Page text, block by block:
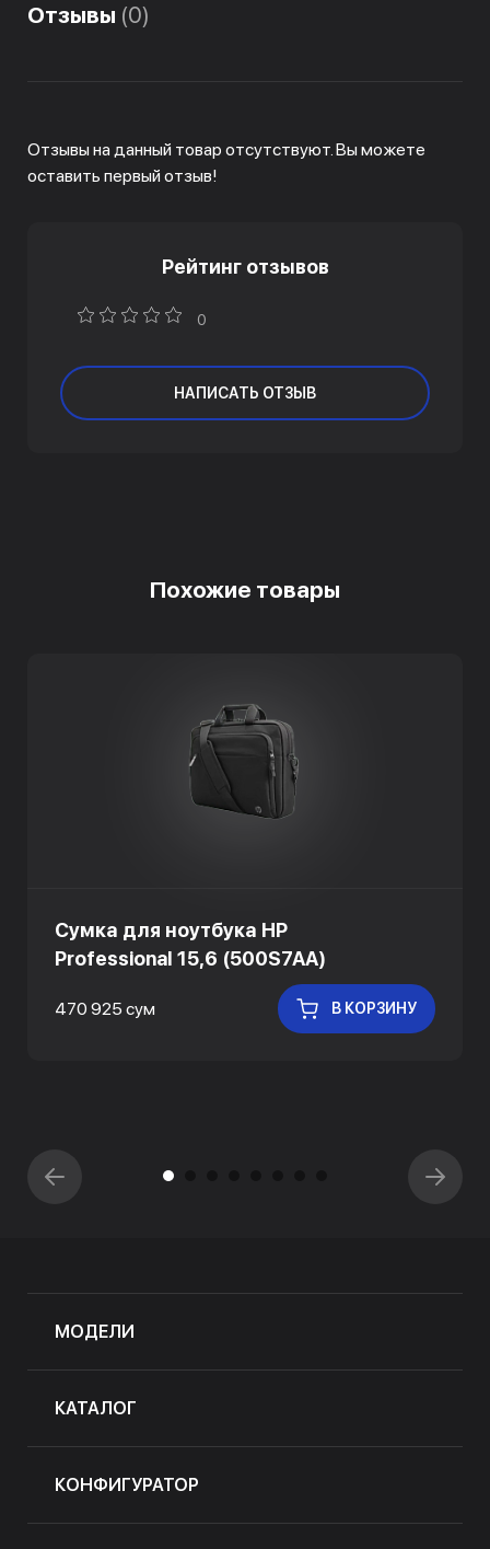
Отзывы (0)
Отзывы на данный товар отсутствуют. Вы можете
оставить первый отзыв!
Рейтинг отзывов
0
НАПИСАТЬ ОТЗЫВ
Похожие товары
Сумка для ноутбука HP
Professional 15,6 (500S7AA)
470 925 сум В КОРЗИНУ
МОДЕЛИ
КАТАЛОГ
КОНФИГУРАТОР